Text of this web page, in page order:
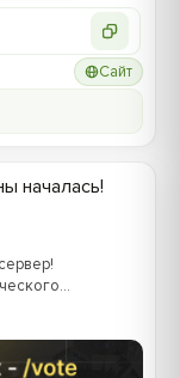
Сайт
началась!